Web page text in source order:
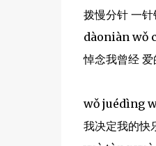
拨慢分针 一
dàoniàn wǒ
悼念我曾经 爱
wǒ juédìng
我决定我的快